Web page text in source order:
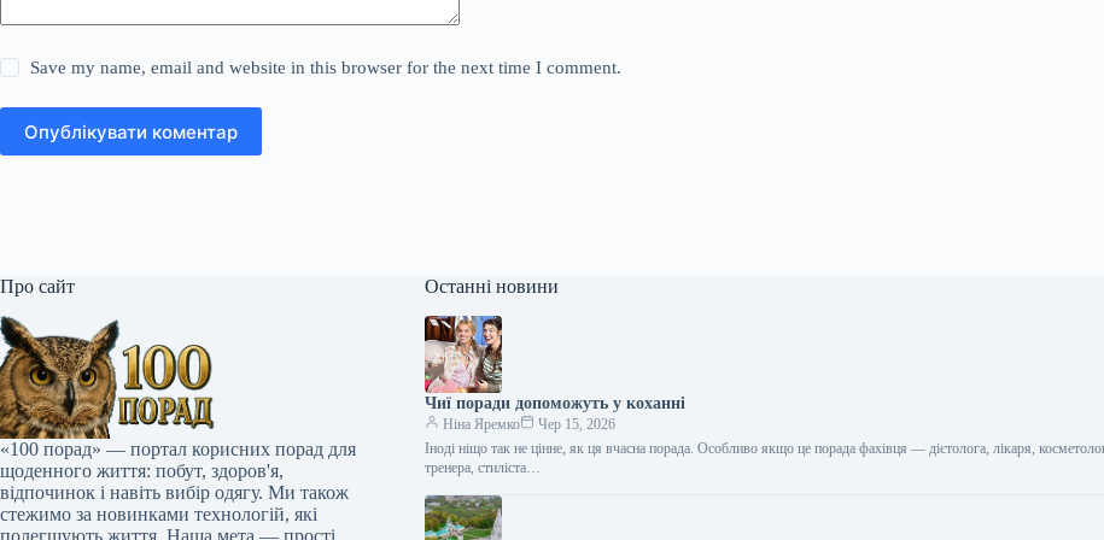
Save my name, email and website in this browser for the next time I comment.
Опублікувати коментар
Про сайт
«100 порад» — портал корисних порад для
щоденного життя: побут, здоров'я,
відпочинок і навіть вибір одягу. Ми також
стежимо за новинками технологій, які
Останні новини
Чиї поради допоможуть у коханні
Ніна Яремко
Чер 15, 2026
Іноді ніщо так не цінне, як ця вчасна порада. Особливо якщо це порада фахівця — дієтолога, лікаря,
тренера, стиліста…